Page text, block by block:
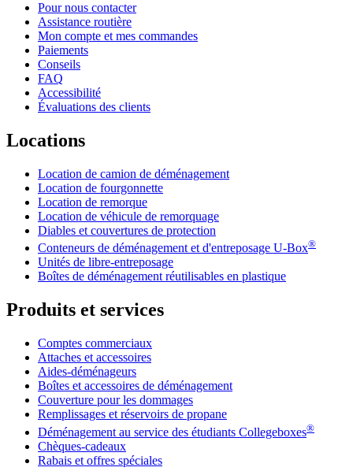
Pour nous contacter
Assistance routière
Mon compte et mes commandes
Paiements
Conseils
FAQ
Accessibilité
Évaluations des clients
Locations
Location de camion de déménagement
Location de fourgonnette
Location de remorque
Location de véhicule de remorquage
Diables et couvertures de protection
Conteneurs de déménagement et d'entreposage U-Box®
Unités de libre-entreposage
Boîtes de déménagement réutilisables en plastique
Produits et services
Comptes commerciaux
Attaches et accessoires
Aides-déménageurs
Boîtes et accessoires de déménagement
Couverture pour les dommages
Remplissages et réservoirs de propane
Déménagement au service des étudiants Collegeboxes®
Chèques-cadeaux
Rabais et offres spéciales